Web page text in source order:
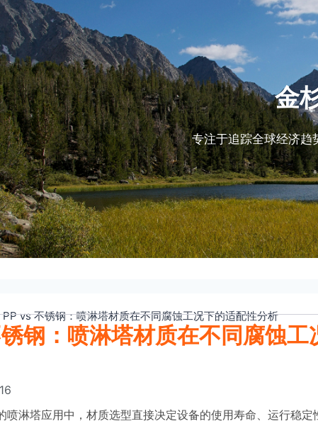
金
专注于追踪全球经济趋
PP vs 不锈钢：喷淋塔材质在不同腐蚀工况下的适配性分析
钢：喷淋塔材质在不同腐蚀工
喷淋塔应用中，材质选型直接决定设备的使用寿命、运行稳定